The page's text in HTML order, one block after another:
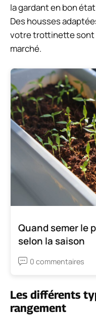
la gardant en bon
Des housses
votre trottinette sont
marché.
Quand semer le
selon la saison
0 commentaires
Les différents
rangement